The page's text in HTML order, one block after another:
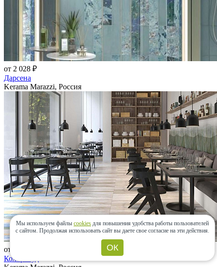
от 2 028 ₽
Дарсена
Kerama Marazzi, Россия
от 2 075 ₽
Колор Вуд
Мы используем файлы cookies для повышения удобства работы пользователей
с сайтом. Продолжая использовать сайт вы даете свое согласие на эти действия.
ОК